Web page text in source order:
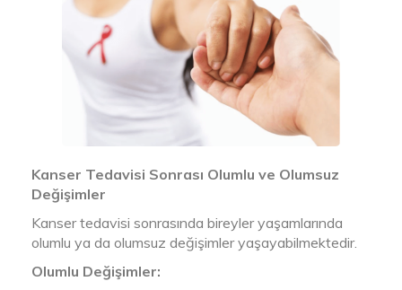
Kanser Tedavisi Sonrası Olumlu ve Olumsuz
Değişimler
Kanser tedavisi sonrasında bireyler yaşamlarında
olumlu ya da olumsuz değişimler yaşayabilmektedir.
Olumlu Değişimler: